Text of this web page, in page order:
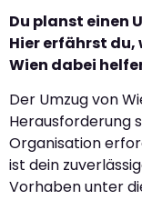
Du planst einen
Hier erfährst du,
Wien dabei
Der Umzug von
Herausforderung
Organisation
ist dein
Vorhaben unter